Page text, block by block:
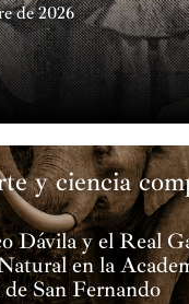
de 2026
y ciencia
Dávila y el Real
en la
San Fernando